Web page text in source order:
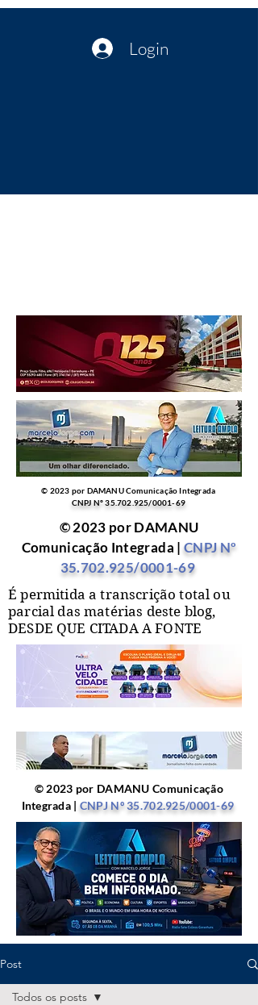
Login
© 2023 por DAMANU Comunicação Integrada
CNPJ Nº35.702.925/0001-69
© 2023 por DAMANU
Comunicação Integrada | CNPJ Nº
35.702.925/0001-69
É permitida a transcrição total ou
parcial das matérias deste blog,
DESDE QUE CITADA A FONTE
© 2023 por DAMANU Comunicação
Integrada | CNPJ Nº35.702.925/0001-69
Post
Todos os posts